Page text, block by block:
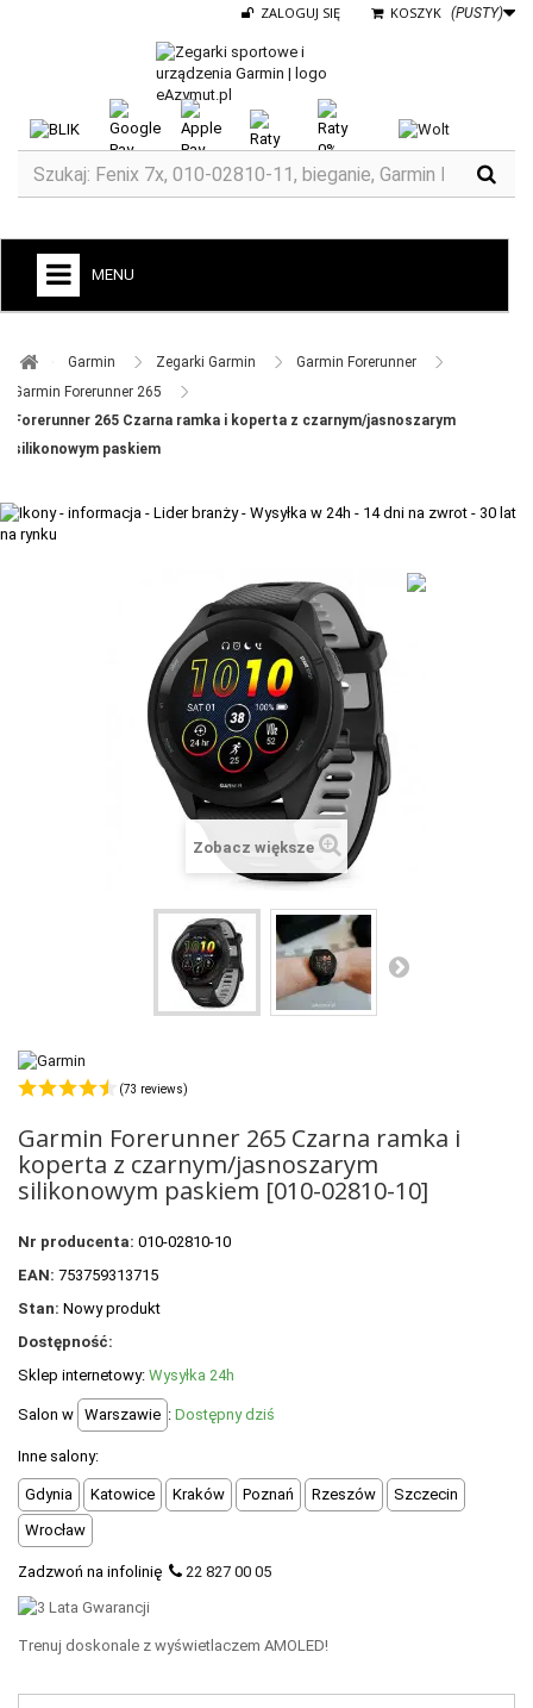
KOSZYK (PUSTY)
ZALOGUJ SIĘ
MENU
ZEGARKI DLA DZIECI GARMIN
ELITE
VOSTOK EUROPE ZEGARKI
OBAKU DENMARK ZEGARKI
OUTLET
Garmin ​ Zegarki Garmin ​
Garmin Forerunner ​
Garmin Forerunner 265 ​
Forerunner 265 Czarna ramka i koperta z czarnym/jasnoszarym
silikonowym paskiem
Zobacz większe
(73 reviews)
Garmin Forerunner 265 Czarna ramka i
koperta z czarnym/jasnoszarym
silikonowym paskiem [010-02810-10]
Nr producenta: 010-02810-10
EAN: 753759313715
Stan: Nowy produkt
Dostępność:
Sklep internetowy: Wysyłka 24h
Salon w Warszawie : Dostępny dziś
Inne salony:
Gdynia Katowice Kraków Poznań Rzeszów
Szczecin
Wrocław
Zadzwoń na infolinię 22 827 00 05
Trenuj doskonale z wyświetlaczem AMOLED!